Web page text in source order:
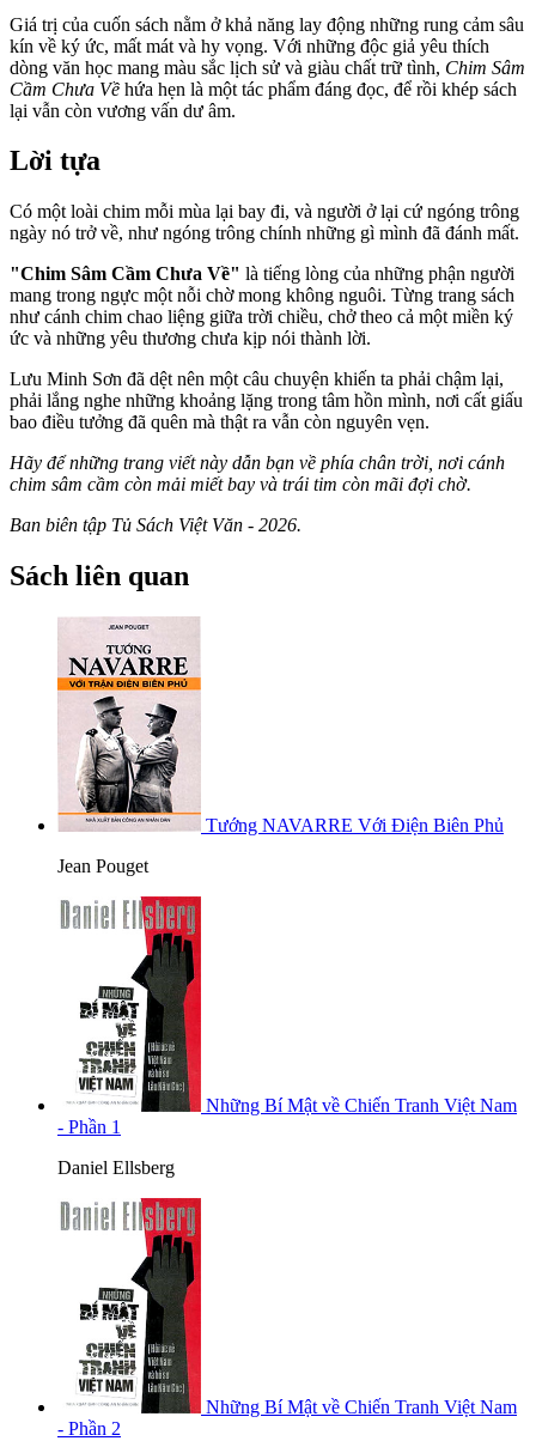
Giá trị của cuốn sách nằm ở khả năng lay động những rung cảm sâu
kín về ký ức, mất mát và hy vọng. Với những độc giả yêu thích
dòng văn học mang màu sắc lịch sử và giàu chất trữ tình, Chim Sâm
Cầm Chưa Về hứa hẹn là một tác phẩm đáng đọc, để rồi khép sách
lại vẫn còn vương vấn dư âm.
Lời tựa
Có một loài chim mỗi mùa lại bay đi, và người ở lại cứ ngóng trông
ngày nó trở về, như ngóng trông chính những gì mình đã đánh mất.
"Chim Sâm Cầm Chưa Về" là tiếng lòng của những phận người
mang trong ngực một nỗi chờ mong không nguôi. Từng trang sách
như cánh chim chao liệng giữa trời chiều, chở theo cả một miền ký
ức và những yêu thương chưa kịp nói thành lời.
Lưu Minh Sơn đã dệt nên một câu chuyện khiến ta phải chậm lại,
phải lắng nghe những khoảng lặng trong tâm hồn mình, nơi cất giấu
bao điều tưởng đã quên mà thật ra vẫn còn nguyên vẹn.
Hãy để những trang viết này dẫn bạn về phía chân trời, nơi cánh
chim sâm cầm còn mải miết bay và trái tim còn mãi đợi chờ.
Ban biên tập Tủ Sách Việt Văn - 2026.
Sách liên quan
Tướng NAVARRE Với Điện Biên Phủ
Jean Pouget
Những Bí Mật về Chiến Tranh Việt Nam
- Phần 1
Daniel Ellsberg
Những Bí Mật về Chiến Tranh Việt Nam
- Phần 2